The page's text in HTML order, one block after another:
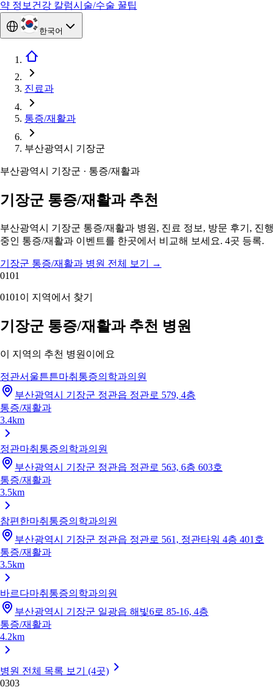
약 정보 건강 칼럼시술/수술 꿀팁
한국어
진료과
통증/재활과
부산광역시 기장군
부산광역시 기장군 · 통증/재활과
기장군 통증/재활과 추천
부산광역시 기장군 통증/재활과 병원, 진료 정보, 방문 후기, 진행
중인 통증/재활과 이벤트를 한곳에서 비교해 보세요. 4곳 등록.
기장군 통증/재활과 병원 전체 보기
→
0101
0101 이 지역에서 찾기
기장군 통증/재활과 추천 병원
이 지역의 추천 병원이에요
정관서울튼튼마취통증의학과의원
부산광역시 기장군 정관읍 정관로 579, 4층
통증/재활과
3.4km
정관마취통증의학과의원
부산광역시 기장군 정관읍 정관로 563, 6층 603호
통증/재활과
3.5km
참편한마취통증의학과의원
부산광역시 기장군 정관읍 정관로 561, 정관타워 4층 401호
통증/재활과
3.5km
바르다마취통증의학과의원
부산광역시 기장군 일광읍 해빛6로 85-16, 4층
통증/재활과
4.2km
병원 전체 목록 보기 (4곳)
0303